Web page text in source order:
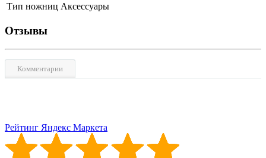
Тип ножниц Аксессуары
Отзывы
Комментарии
Рейтинг Яндекс Маркета